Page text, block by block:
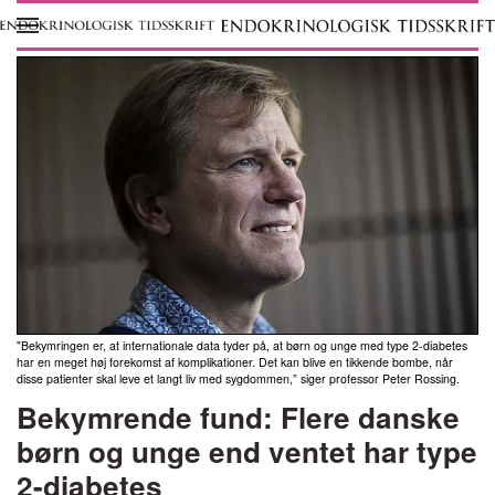
Skip to main content
"Bekymringen er, at internationale data tyder på, at børn og unge med type 2-diabetes
har en meget høj forekomst af komplikationer. Det kan blive en tikkende bombe, når
disse patienter skal leve et langt liv med sygdommen,” siger professor Peter Rossing.
Bekymrende fund: Flere danske
børn og unge end ventet har type
2-diabetes